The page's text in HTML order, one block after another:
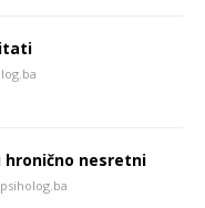
hronično nesretni
psiholog.ba